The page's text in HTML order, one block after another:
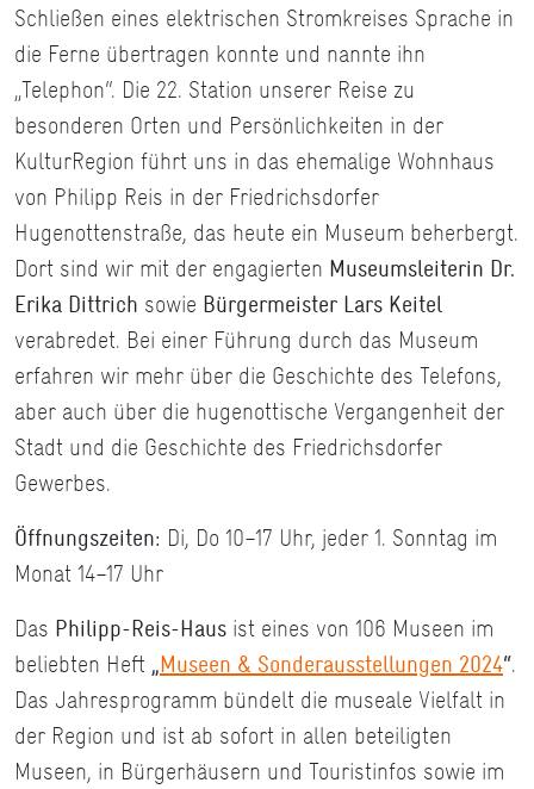
Schließen eines elektrischen Stromkreises Sprache in
die Ferne übertragen konnte und nannte ihn
„Telephon“. Die 22. Station unserer Reise zu
besonderen Orten und Persönlichkeiten in der
KulturRegion führt uns in das ehemalige Wohnhaus
von Philipp Reis in der Friedrichsdorfer
Hugenottenstraße, das heute ein Museum beherbergt.
Dort sind wir mit der engagierten Museumsleiterin Dr.
Erika Dittrich sowie Bürgermeister Lars Keitel
verabredet. Bei einer Führung durch das Museum
erfahren wir mehr über die Geschichte des Telefons,
aber auch über die hugenottische Vergangenheit der
Stadt und die Geschichte des Friedrichsdorfer
Gewerbes.
Öffnungszeiten: Di, Do 10–17 Uhr, jeder 1. Sonntag im
Monat 14–17 Uhr
Das Philipp-Reis-Haus ist eines von 106 Museen im
beliebten Heft „Museen & Sonderausstellungen 2024“.
Das Jahresprogramm bündelt die museale Vielfalt in
der Region und ist ab sofort in allen beteiligten
Museen, in Bürgerhäusern und Touristinfos sowie im